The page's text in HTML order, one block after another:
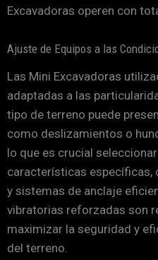
Excavadoras operen con
Ajuste de Equipos a las
Las Mini Excavadoras
adaptadas a las
tipo de terreno puede
como deslizamientos o
lo que es crucial
características específicas,
y sistemas de anclaje
vibratorias reforzadas son
maximizar la seguridad y
del terreno.